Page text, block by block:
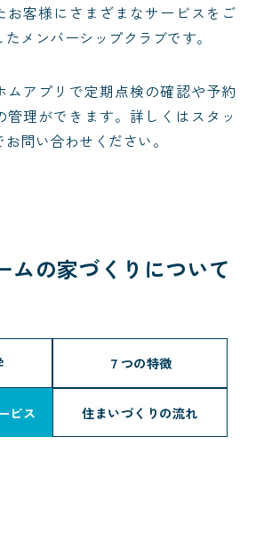
お客様にさまざまなサービスをご
たメンバーシップクラブです。
ムアプリで定期点検の確認や予約
管理ができます。詳しくはスタッ
お問い合わせください。
ムの家づくりについて
７つの特徴
ビス 住まいづくりの流れ